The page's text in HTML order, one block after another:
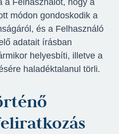
a Felhasználót, hogy a
módon gondoskodik a
és a Felhasználó
adatait írásban
helyesbíti, illetve a
haladéktalanul törli.